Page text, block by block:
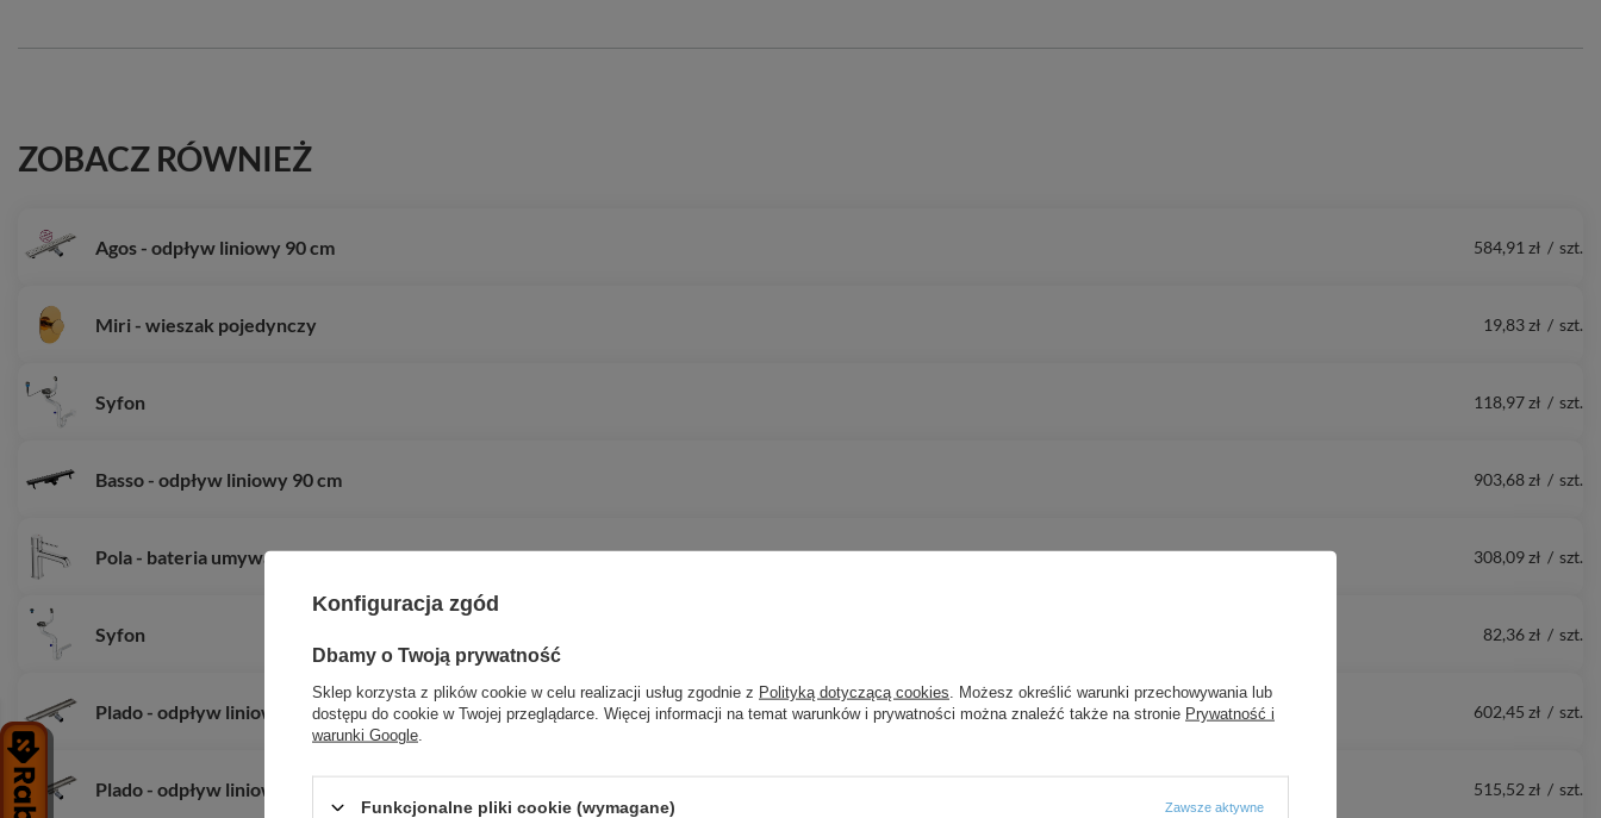
ZOBACZ RÓWNIEŻ
Agos - odpływ liniowy 90 cm 584,91 zł / szt.
Miri - wieszak pojedynczy 19,83 zł / szt.
Syfon 118,97 zł / szt.
Basso - odpływ liniowy 90 cm 903,68 zł / szt.
Pola - bateria umywalkowa stojąca z korkiem 308,09 zł / szt.
Syfon 82,36 zł / szt.
Plado - odpływ liniowy 90 cm 602,45 zł / szt.
Plado - odpływ liniowy 60 cm 515,52 zł / szt.
Konfiguracja zgód
Dbamy o Twoją prywatność
Sklep korzysta z plików cookie w celu realizacji usług zgodnie z Polityką dotyczącą cookies . Możesz określić warunki przechowywania lub
dostępu do cookie w Twojej przeglądarce. Więcej informacji na temat warunków i prywatności można znaleźć także na stronie Prywatność i
warunki Google
Funkcjonalne pliki cookie (wymagane) Zawsze aktywne